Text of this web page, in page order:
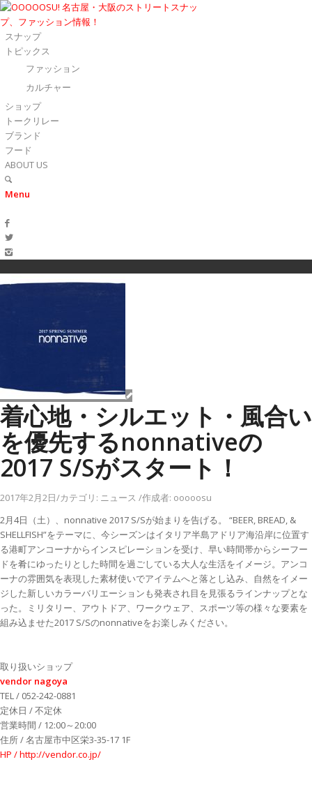
スナップ
トピックス
ファッション
カルチャー
ショップ
トークリレー
ブランド
フード
ABOUT US
Menu
着心地・シルエット・風合い
を優先するnonnativeの
2017 S/Sがスタート！
2017年2月2日/カテゴリ: ニュース /作成者: ooooosu
2月4日（土）、nonnative 2017 S/Sが始まりを告げる。 “BEER, BREAD, &
SHELLFISH”をテーマに、今シーズンはイタリア半島アドリア海沿岸に位置す
る港町アンコーナからインスピレーションを受け、早い時間帯からシーフー
ドを肴にゆったりとした時間を過ごしている大人な生活をイメージ。アンコ
ーナの雰囲気を表現した素材使いでアイテムへと落とし込み、自然をイメー
ジした新しいカラーバリエーションも発表され目を見張るラインナップとな
った。ミリタリー、アウトドア、ワークウェア、スポーツ等の様々な要素を
組み込ませた2017 S/Sのnonnativeをお楽しみください。
取り扱いショップ
vendor nagoya
TEL / 052-242-0881
定休日 / 不定休
営業時間 / 12:00～20:00
住所 / 名古屋市中区栄3-35-17 1F
HP / http://vendor.co.jp/